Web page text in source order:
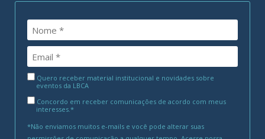
Quero receber material institucional e novidades sobre
eventos da LBCA
Concordo em receber comunicações de acordo com meus
interesses.*
*Não enviamos muitos e-mails e você pode alterar suas